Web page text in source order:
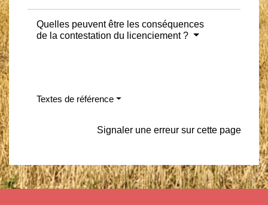
Quelles peuvent être les conséquences
de la contestation du licenciement ?
Textes de référence
Signaler une erreur sur cette page